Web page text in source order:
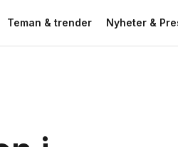
Teman & trender Nyheter &